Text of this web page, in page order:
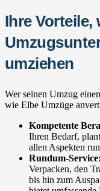
Ihre Vorteile,
umziehen
Wer seinen Umzug
wie Elbe Umzüge
Kompetente
Ihren Bedarf,
allen Aspekten
Rundum-Service:
Verpacken, den
bis hin zum